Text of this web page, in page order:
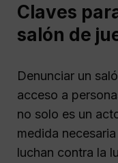
Claves
salón de
Denunciar un
acceso a
no solo es un
medida
luchan contra la